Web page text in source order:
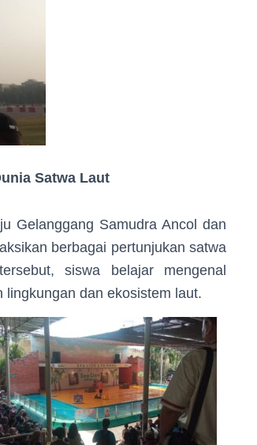
Satwa Laut
Samudra Ancol dan
berbagai pertunjukan satwa
siswa belajar mengenal
dan ekosistem laut.